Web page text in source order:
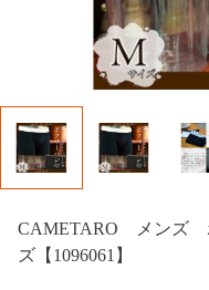
CAMETARO メンズ
ズ【1096061】